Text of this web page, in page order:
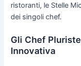
ristoranti, le Stelle
dei singoli chef.
Gli Chef
Innovativa